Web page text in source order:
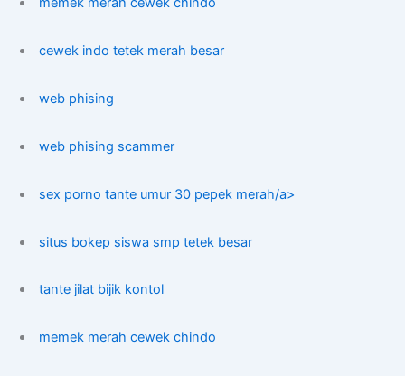
cewek indo tetek merah besar
web phising
web phising scammer
sex porno tante umur 30 pepek merah/a>
situs bokep siswa smp tetek besar
tante jilat bijik kontol
memek merah cewek chindo